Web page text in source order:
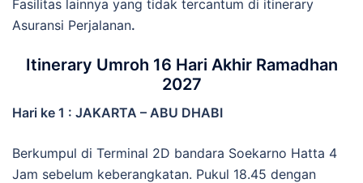
Fasilitas lainnya yang tidak tercantum di itinerary
Asuransi Perjalanan.
Itinerary Umroh 16 Hari Akhir Ramadhan
2027
Hari ke 1 : JAKARTA – ABU DHABI
Berkumpul di Terminal 2D bandara Soekarno Hatta 4
Jam sebelum keberangkatan. Pukul 18.45 dengan